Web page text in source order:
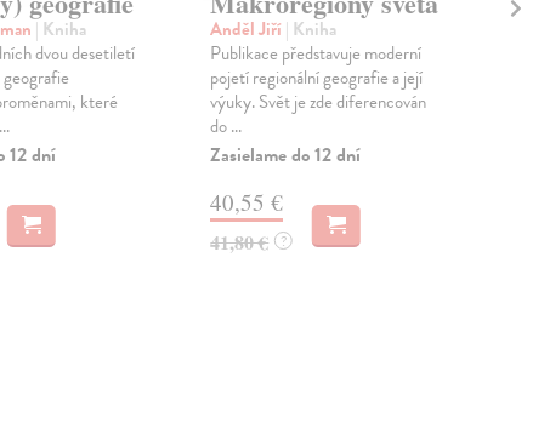
| Kniha
dvou desetiletí
geografie
které
12 dní
Anděl Jiří | Kniha
Publikace představuje moderní
pojetí regionální geografie a její
výuky. Svět je zde diferencován
do ...
Zasielame do 12 dní
40,55 €
41,80 € ?